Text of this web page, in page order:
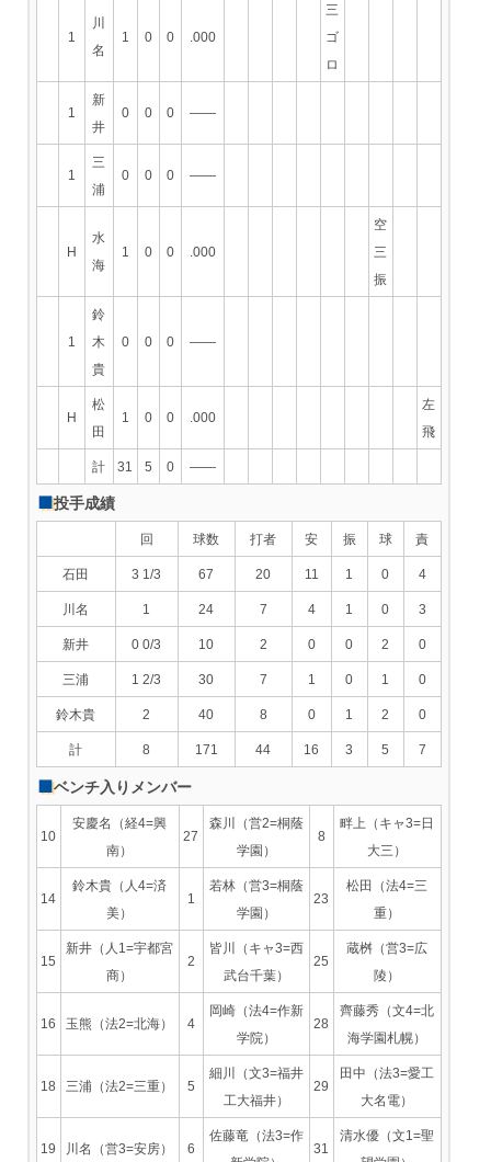
1
川
名
1 0 0 .000
三
ゴ
ロ
1
新
井
0 0 0 ――
1
三
浦
0 0 0 ――
H
水
海
1 0 0 .000
空
三
振
1
鈴
木
貴
0 0 0 ――
H
松
田
1 0 0 .000
左
飛
計 31 5 0 ――
投手成績
回 球数 打者 安 振 球 責
石田 3 1/3 67 20 11 1 0 4
川名 1 24 7 4 1 0 3
新井 0 0/3 10 2 0 0 2 0
三浦 1 2/3 30 7 1 0 1 0
鈴木貴 2 40 8 0 1 2 0
計 8 171 44 16 3 5 7
ベンチ入りメンバー
10
安慶名（経4=興
南）
27
森川（営2=桐蔭
学園）
8
畔上（キャ3=日
大三）
14
鈴木貴（人4=済
美）
1
若林（営3=桐蔭
学園）
23
松田（法4=三
重）
15
新井（人1=宇都宮
商）
2
皆川（キャ3=西
武台千葉）
25
蔵桝（営3=広
陵）
16 玉熊（法2=北海） 4
岡崎（法4=作新
学院）
28
齊藤秀（文4=北
海学園札幌）
18 三浦（法2=三重） 5
細川（文3=福井
工大福井）
29
田中（法3=愛工
大名電）
19 川名（営3=安房） 6
佐藤竜（法3=作
31
清水優（文1=聖